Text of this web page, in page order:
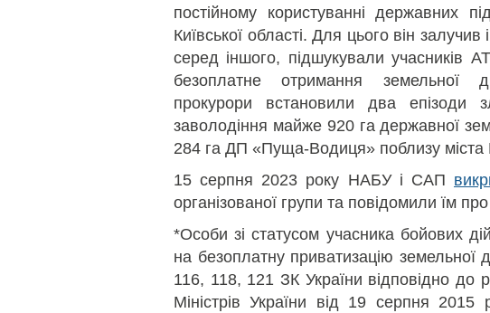
постійному користуванні державних
Київської області. Для цього він залучив
серед іншого, підшукували учасників
безоплатне отримання земельної
прокурори встановили два епізоди
заволодіння майже 920 га державної
284 га ДП «Пуща-Водиця» поблизу міста
15 серпня 2023 року НАБУ і САП
організованої групи та повідомили їм про
*Особи зі статусом учасника бойових
на безоплатну приватизацію земельної
116, 118, 121 ЗК України відповідно до
Міністрів України від 19 серпня